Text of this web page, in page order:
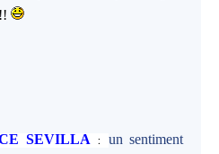
SEVILLA: un sentiment